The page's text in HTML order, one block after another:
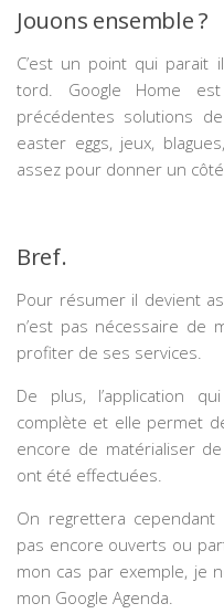
Jouons ensemble ?
C’est un point qui parait
tord. Google Home
précédentes solutions
easter eggs, jeux,
assez pour donner un
Bref.
Pour résumer il devient
n’est pas nécessaire de
profiter de ses services.
De plus, l’application
complète et elle permet
encore de matérialiser
ont été effectuées.
On regrettera
pas encore ouverts ou
mon cas par exemple, je
mon Google Agenda.